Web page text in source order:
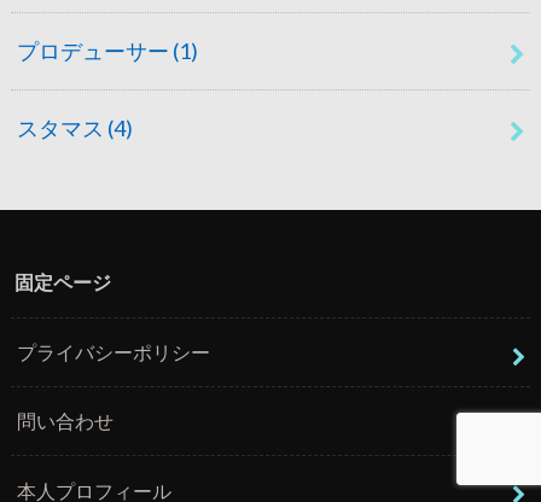
プロデューサー (1)
スタマス (4)
固定ページ
プライバシーポリシー
問い合わせ
本人プロフィール